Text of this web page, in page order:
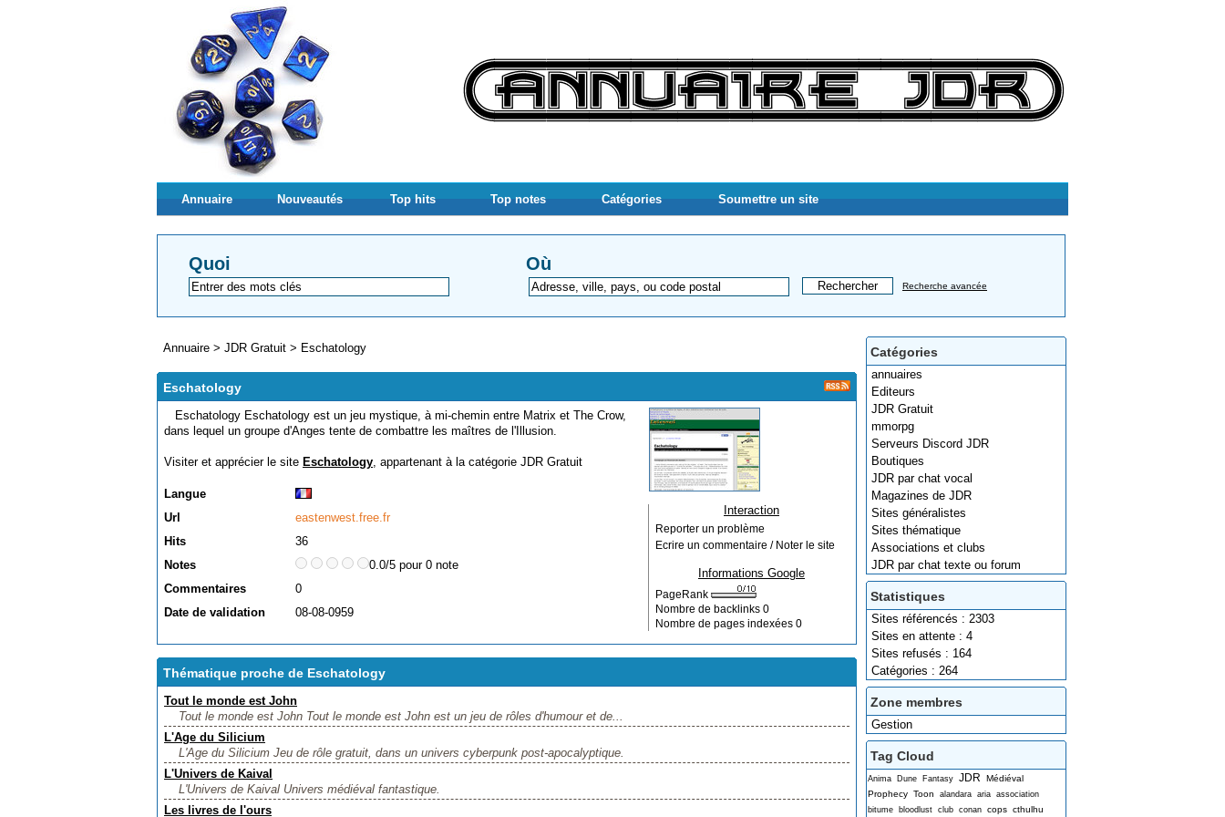
Annuaire Nouveautés Top hits Top notes Catégories Soumettre un site
Quoi Où
Recherche avancée
Catégories
annuaires
Editeurs
JDR Gratuit
mmorpg
Serveurs Discord JDR
Boutiques
JDR par chat vocal
Magazines de JDR
Sites généralistes
Sites thématique
Associations et clubs
JDR par chat texte ou forum
Statistiques
Sites référencés : 2303
Sites en attente : 4
Sites refusés : 164
Catégories : 264
Zone membres
Gestion
Tag Cloud
Anima Dune Fantasy JDR
Médiéval
Prophecy Toon alandara aria association
bitume
bloodlust club conan cops cthulhu
Annuaire > JDR Gratuit > Eschatology
Eschatology
Eschatology Eschatology est un jeu mystique, à mi-chemin entre Matrix et The Crow,
dans lequel un groupe d'Anges tente de combattre les maîtres de l'Illusion.
Visiter et apprécier le site Eschatology, appartenant à la catégorie JDR Gratuit
Langue
Url
eastenwest.free.fr
Hits
36
Notes
0.0/5 pour 0 note
Commentaires
0
Date de validation
08-08-0959
Interaction
Reporter un problème
Ecrire un commentaire / Noter le site
Informations Google
PageRank
Nombre de backlinks 0
Nombre de pages indexées 0
Thématique proche de Eschatology
Tout le monde est John
Tout le monde est John Tout le monde est John est un jeu de rôles d'humour et de...
L'Age du Silicium
L'Age du Silicium Jeu de rôle gratuit, dans un univers cyberpunk post-apocalyptique.
L'Univers de Kaival
L'Univers de Kaival Univers médiéval fantastique.
Les livres de l'ours